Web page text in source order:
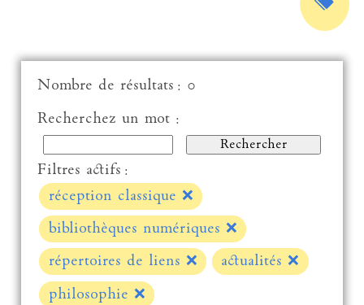
Nombre de résultats : 0
Recherchez un mot :
Filtres actifs :
réception classique ❌
bibliothèques numériques ❌
répertoires de liens ❌ actualités❌
philosophie ❌